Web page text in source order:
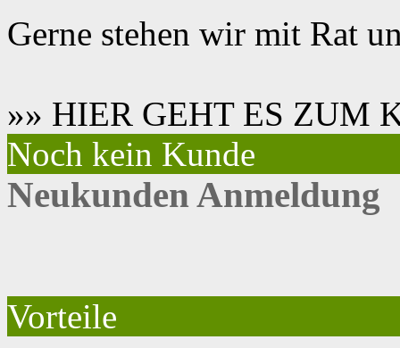
Gerne stehen wir mit Rat
»» HIER GEHT ES ZUM
Noch kein Kunde
Neukunden Anmeldung
Vorteile